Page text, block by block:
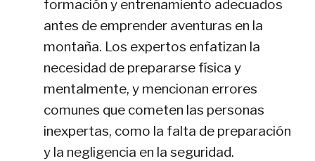
formación y entrenamiento adecuados
antes de emprender aventuras en la
montaña. Los expertos enfatizan la
necesidad de prepararse física y
mentalmente, y mencionan errores
comunes que cometen las personas
inexpertas, como la falta de preparación
y la negligencia en la seguridad.